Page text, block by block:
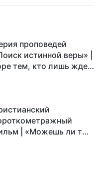
проповедей
истинной веры» |
тем, кто лишь ждет,
| «Можешь ли ты